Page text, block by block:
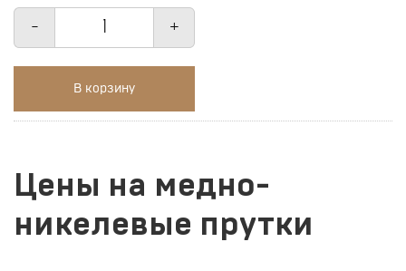
- +
В корзину
Цены на медно-
никелевые прутки